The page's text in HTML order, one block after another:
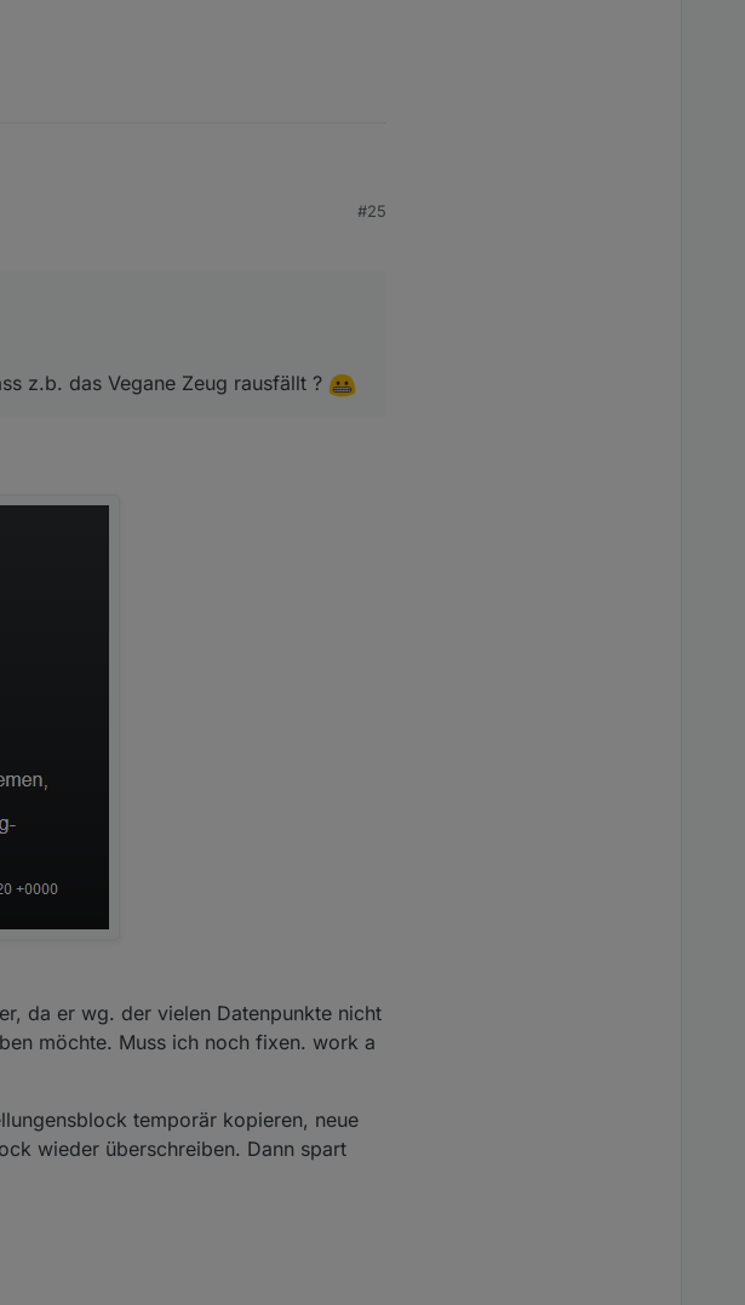
das Vegane Zeug rausfällt ?
#25
z.b. das Vegane Zeug rausfällt ?
da er wg. der vielen Datenpunkte nicht
möchte. Muss ich noch fixen. work a
temporär kopieren, neue
wieder überschreiben. Dann spart